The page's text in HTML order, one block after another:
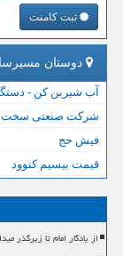
ثبت کامنت
دوستان
آب شیرین کن -
شرکت صنعتی
فیش حج
قیمت بیسیم کنوود
از یادگار امام تا زیرگذر